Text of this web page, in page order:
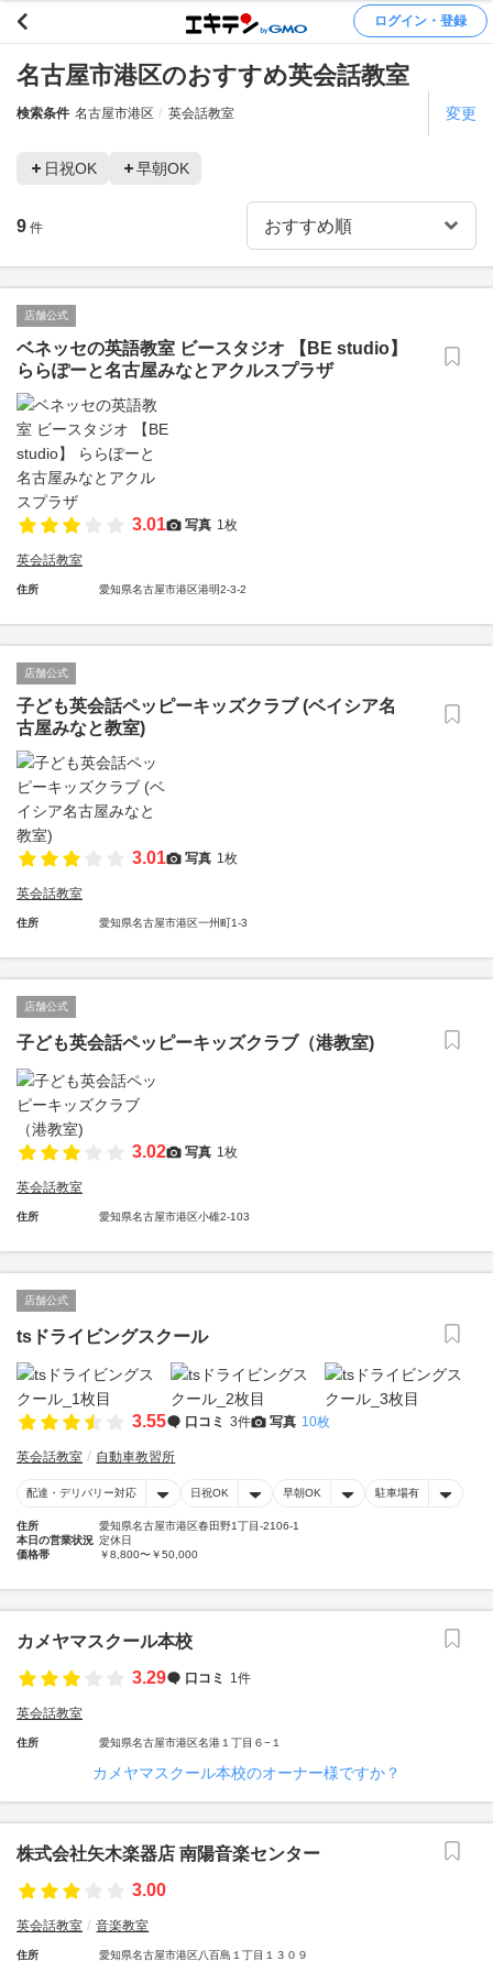
ログイン・登録
名古屋市港区のおすすめ英会話教室
検索条件 名古屋市港区 英会話教室 変更
日祝OK 早朝OK
9 件
店舗公式
ベネッセの英語教室 ビースタジオ 【BE studio】
ららぽーと名古屋みなとアクルスプラザ
3.01 写真 1枚
英会話教室
住所 愛知県名古屋市港区港明2-3-2
店舗公式
子ども英会話ペッピーキッズクラブ (ベイシア名
古屋みなと教室)
3.01 写真 1枚
英会話教室
住所 愛知県名古屋市港区一州町1-3
店舗公式
子ども英会話ペッピーキッズクラブ（港教室)
3.02 写真 1枚
英会話教室
住所 愛知県名古屋市港区小碓2-103
店舗公式
tsドライビングスクール
3.55 口コミ 3件 写真 10枚
英会話教室 自動車教習所
配達・デリバリー対応 日祝OK 早朝OK 駐車場有
住所
愛知県名古屋市港区春田野1丁目-2106-1
本日の営業状況 定休日
価格帯
￥8,800〜￥50,000
カメヤマスクール本校
3.29
口コミ 1件
英会話教室
住所 愛知県名古屋市港区名港１丁目６−１
カメヤマスクール本校のオーナー様ですか？
株式会社矢木楽器店 南陽音楽センター
3.00
英会話教室 音楽教室
住所 愛知県名古屋市港区八百島１丁目１３０９